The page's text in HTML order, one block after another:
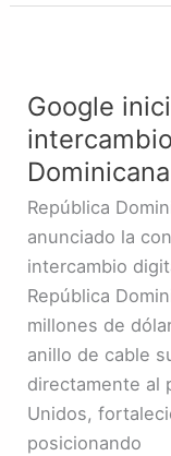
Google
Dominicana
República
anunciado la
intercambio
República
millones de
anillo de cable
directamente al
Unidos,
posicionando
«puerto
de
intercambio